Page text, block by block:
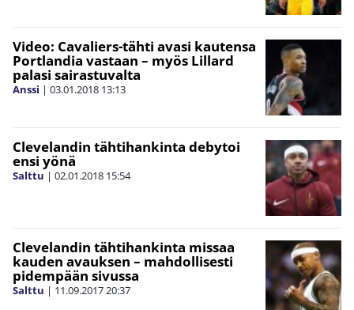
Video: Cavaliers-tähti avasi kautensa
Portlandia vastaan – myös Lillard
palasi sairastuvalta
Anssi | 03.01.2018 13:13
Clevelandin tähtihankinta debytoi
ensi yönä
Salttu | 02.01.2018 15:54
Clevelandin tähtihankinta missaa
kauden avauksen – mahdollisesti
pidempään sivussa
Salttu | 11.09.201720:37